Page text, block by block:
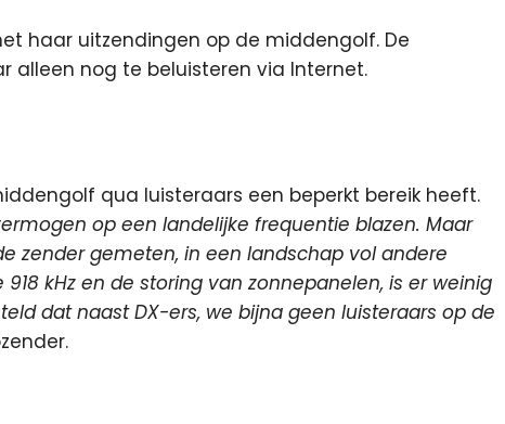
haar uitzendingen op de middengolf. De
alleen nog te beluisteren via Internet.
qua luisteraars een beperkt bereik heeft.
op een landelijke frequentie blazen. Maar
zender gemeten, in een landschap vol andere
kHz en de storing van zonnepanelen, is er weinig
dat naast DX-ers, we bijna geen luisteraars op de